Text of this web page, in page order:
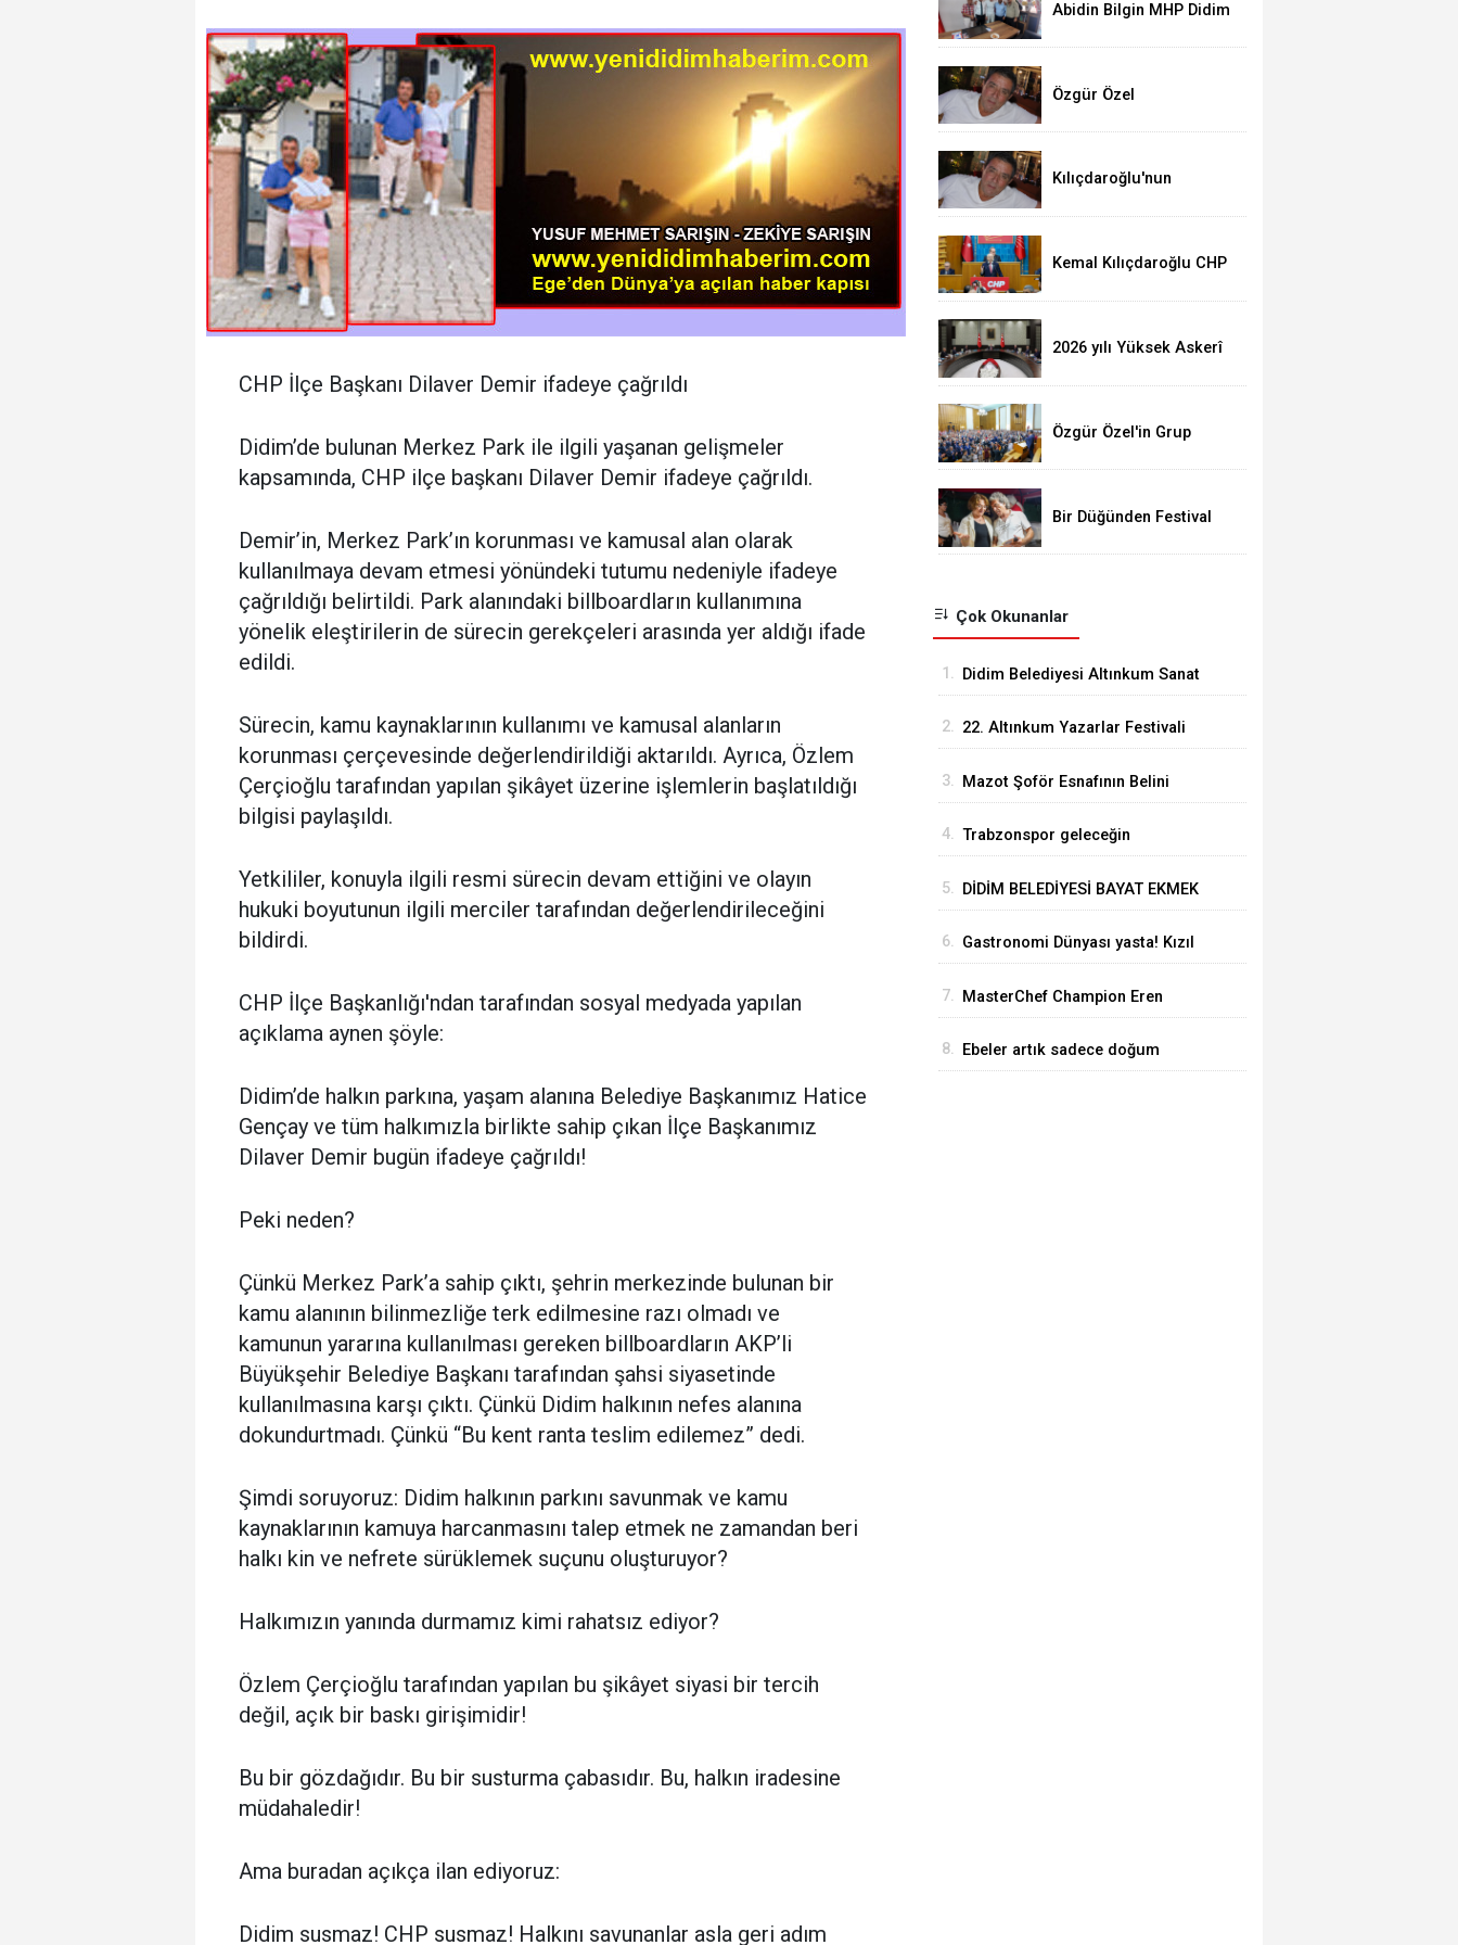
CHP İlçe Başkanı Dilaver Demir ifadeye çağrıldı
Didim’de bulunan Merkez Park ile ilgili yaşanan gelişmeler
kapsamında, CHP ilçe başkanı Dilaver Demir ifadeye çağrıldı.
Demir’in, Merkez Park’ın korunması ve kamusal alan olarak
kullanılmaya devam etmesi yönündeki tutumu nedeniyle ifadeye
çağrıldığı belirtildi. Park alanındaki billboardların kullanımına
yönelik eleştirilerin de sürecin gerekçeleri arasında yer aldığı ifade
edildi.
Sürecin, kamu kaynaklarının kullanımı ve kamusal alanların
korunması çerçevesinde değerlendirildiği aktarıldı. Ayrıca, Özlem
Çerçioğlu tarafından yapılan şikâyet üzerine işlemlerin başlatıldığı
bilgisi paylaşıldı.
Yetkililer, konuyla ilgili resmi sürecin devam ettiğini ve olayın
hukuki boyutunun ilgili merciler tarafından değerlendirileceğini
bildirdi.
CHP İlçe Başkanlığı'ndan tarafından sosyal medyada yapılan
açıklama aynen şöyle:
Didim’de halkın parkına, yaşam alanına Belediye Başkanımız Hatice
Gençay ve tüm halkımızla birlikte sahip çıkan İlçe Başkanımız
Dilaver Demir bugün ifadeye çağrıldı!
Peki neden?
Çünkü Merkez Park’a sahip çıktı, şehrin merkezinde bulunan bir
kamu alanının bilinmezliğe terk edilmesine razı olmadı ve
kamunun yararına kullanılması gereken billboardların AKP’li
Büyükşehir Belediye Başkanı tarafından şahsi siyasetinde
kullanılmasına karşı çıktı. Çünkü Didim halkının nefes alanına
dokundurtmadı. Çünkü “Bu kent ranta teslim edilemez” dedi.
Şimdi soruyoruz: Didim halkının parkını savunmak ve kamu
kaynaklarının kamuya harcanmasını talep etmek ne zamandan beri
halkı kin ve nefrete sürüklemek suçunu oluşturuyor?
Halkımızın yanında durmamız kimi rahatsız ediyor?
Özlem Çerçioğlu tarafından yapılan bu şikâyet siyasi bir tercih
değil, açık bir baskı girişimidir!
Bu bir gözdağıdır. Bu bir susturma çabasıdır. Bu, halkın iradesine
müdahaledir!
Ama buradan açıkça ilan ediyoruz:
Didim susmaz! CHP susmaz! Halkını savunanlar asla geri adım
Abidin Bilgin MHP Didim
Etti
Özgür Özel
anlatıyor?
Kılıçdaroğlu'nun
Anlatıyor?
Kemal Kılıçdaroğlu CHP
Konuşmasının Tam
2026 yılı Yüksek Askerî
Özgür Özel'in Grup
Tam Metni
Bir Düğünden Festival
Çok Okunanlar
1. Didim Belediyesi Altınkum Sanat
Buluşturdu
2. 22. Altınkum Yazarlar Festivali
3. Mazot Şoför Esnafının Belini
Çağrı
4. Trabzonspor geleceğin
5. DİDİM BELEDİYESİ BAYAT EKMEK
YAYGINLAŞTIRIYOR
6. Gastronomi Dünyası yasta! Kızıl
7. MasterChef Champion Eren
8. Ebeler artık sadece doğum